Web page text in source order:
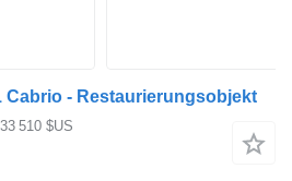
Cabrio - Restaurierungsobjekt
510 $US